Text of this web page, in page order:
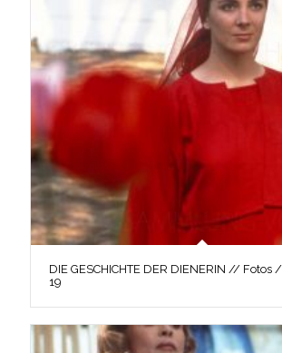
DIE GESCHICHTE DER DIENERIN // Fotos
19